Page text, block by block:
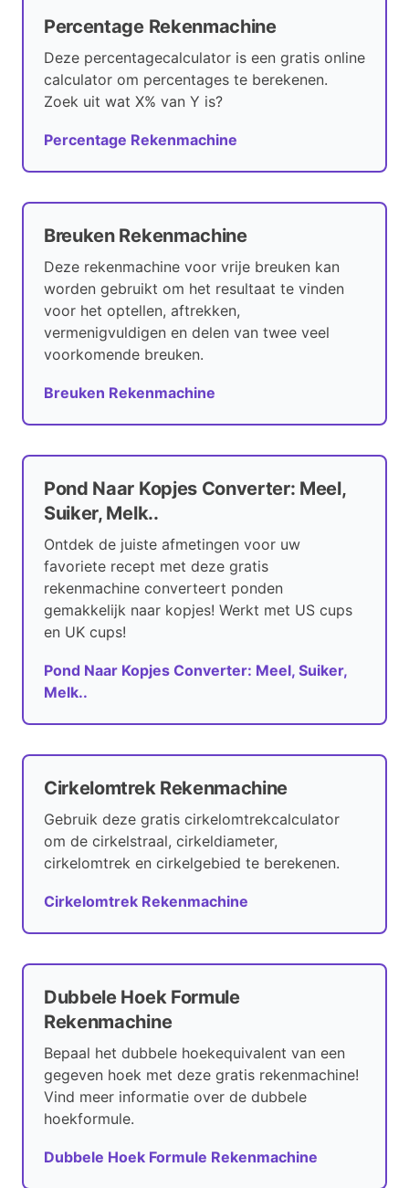
Percentage Rekenmachine
Deze percentagecalculator is een gratis online
calculator om percentages te berekenen.
Zoek uit wat X% van Y is?
Percentage Rekenmachine
Breuken Rekenmachine
Deze rekenmachine voor vrije breuken kan
worden gebruikt om het resultaat te vinden
voor het optellen, aftrekken,
vermenigvuldigen en delen van twee veel
voorkomende breuken.
Breuken Rekenmachine
Pond Naar Kopjes Converter: Meel,
Suiker, Melk..
Ontdek de juiste afmetingen voor uw
favoriete recept met deze gratis
rekenmachine converteert ponden
gemakkelijk naar kopjes! Werkt met US cups
en UK cups!
Pond Naar Kopjes Converter: Meel, Suiker,
Melk..
Cirkelomtrek Rekenmachine
Gebruik deze gratis cirkelomtrekcalculator
om de cirkelstraal, cirkeldiameter,
cirkelomtrek en cirkelgebied te berekenen.
Cirkelomtrek Rekenmachine
Dubbele Hoek Formule
Rekenmachine
Bepaal het dubbele hoekequivalent van een
gegeven hoek met deze gratis rekenmachine!
Vind meer informatie over de dubbele
hoekformule.
Dubbele Hoek Formule Rekenmachine